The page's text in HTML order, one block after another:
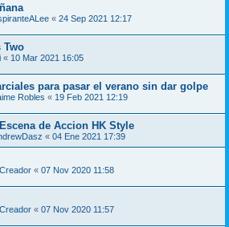
« 24 Sep 2021 12:17
Two
« 10 Mar 2021 16:05
para pasar el verano sin dar golpe
Robles « 19 Feb 2021 12:19
de Accion HK Style
« 04 Ene 2021 17:39
« 07 Nov 2020 11:58
« 07 Nov 2020 11:57